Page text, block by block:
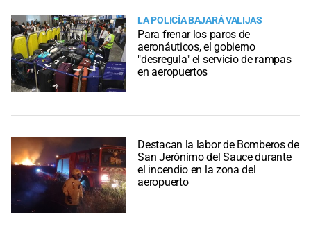
LA POLICÍA BAJARÁ VALIJAS
Para frenar los paros de
aeronáuticos, el gobierno
"desregula" el servicio de rampas
en aeropuertos
Destacan la labor de Bomberos de
San Jerónimo del Sauce durante
el incendio en la zona del
aeropuerto